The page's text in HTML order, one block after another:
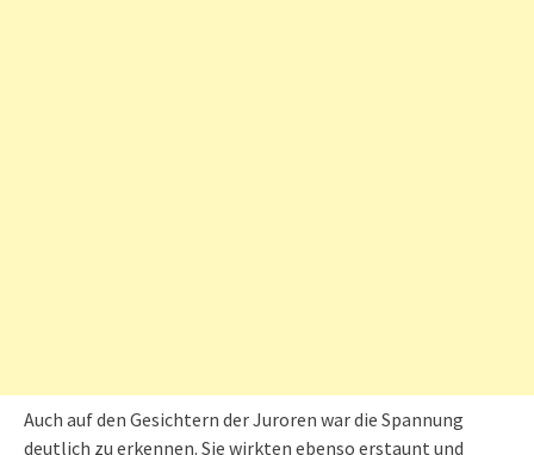
Auch auf den Gesichtern der Juroren war die Spannung
deutlich zu erkennen. Sie wirkten ebenso erstaunt und